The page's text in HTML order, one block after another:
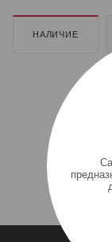
НАЛИЧИЕ